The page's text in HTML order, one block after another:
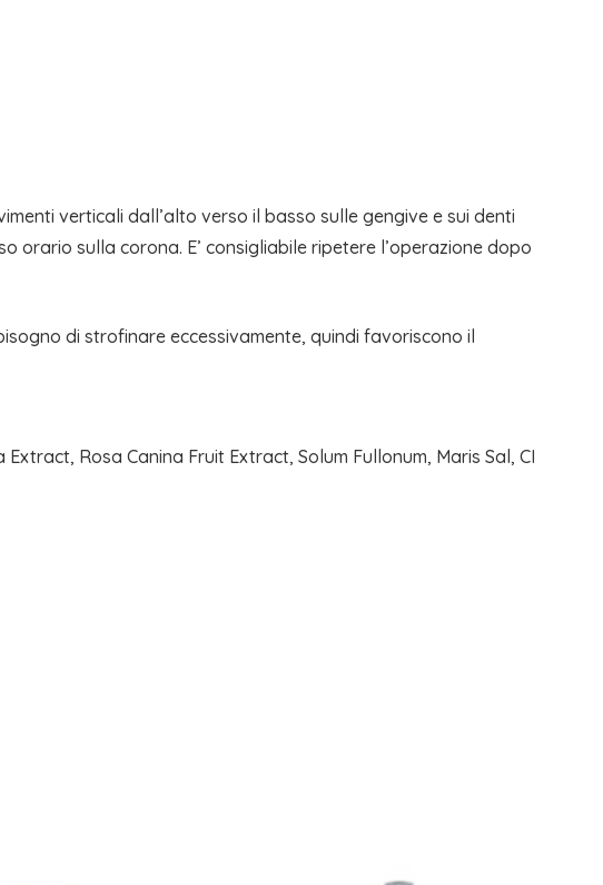
verticali dall’alto verso il basso sulle gengive e sui denti
orario sulla corona. E’ consigliabile ripetere l’operazione dopo
di strofinare eccessivamente, quindi favoriscono il
Rosa Canina Fruit Extract, Solum Fullonum, Maris Sal, CI